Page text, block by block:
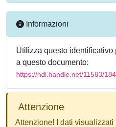
Informazioni
Utilizza questo identificativo
a questo documento:
https://hdl.handle.net/11583/
Attenzione
Attenzione! I dati visualizzati